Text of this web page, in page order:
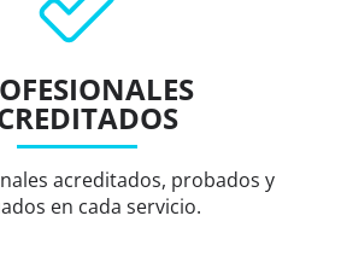
acreditados, probados y
en cada servicio.